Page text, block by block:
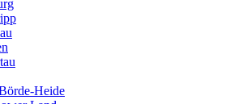
Heide